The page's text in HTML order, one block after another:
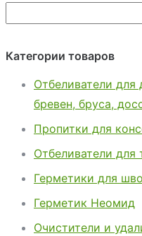
Категории товаров
Отбеливатели для
бревен, бруса,
Пропитки для
Отбеливатели для
Герметики для
Герметик Неомид
Очистители и